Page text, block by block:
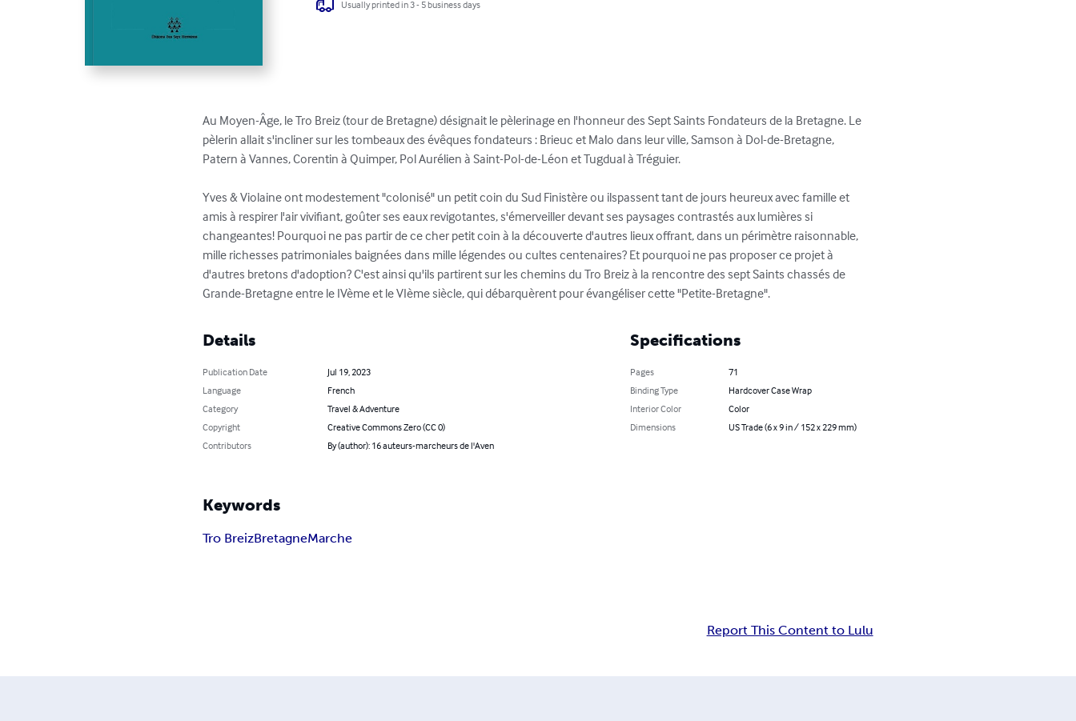
Usually printed in 3 - 5 business days
Au Moyen-Âge, le Tro Breiz (tour de Bretagne) désignait le pèlerinage en l'honneur des Sept Saints Fondateurs de la Bretagne. Le
pèlerin allait s'incliner sur les tombeaux des évêques fondateurs : Brieuc et Malo dans leur ville, Samson à Dol-de-Bretagne,
Patern à Vannes, Corentin à Quimper, Pol Aurélien à Saint-Pol-de-Léon et Tugdual à Tréguier.
Yves & Violaine ont modestement "colonisé" un petit coin du Sud Finistère ou ilspassent tant de jours heureux avec famille et
amis à respirer l'air vivifiant, goûter ses eaux revigotantes, s'émerveiller devant ses paysages contrastés aux lumières si
changeantes! Pourquoi ne pas partir de ce cher petit coin à la découverte d'autres lieux offrant, dans un périmètre raisonnable,
mille richesses patrimoniales baignées dans mille légendes ou cultes centenaires? Et pourquoi ne pas proposer ce projet à
d'autres bretons d'adoption? C'est ainsi qu'ils partirent sur les chemins du Tro Breiz à la rencontre des sept Saints chassés de
Grande-Bretagne entre le IVème et le VIème siècle, qui débarquèrent pour évangéliser cette "Petite-Bretagne".
Details
Publication Date
Jul 19, 2023
Language
French
Category
Travel & Adventure
Copyright
Creative Commons Zero (CC 0)
Contributors
By (author): 16 auteurs-marcheurs de l'Aven
Specifications
Pages
71
Binding Type
Hardcover Case Wrap
Interior Color
Color
Dimensions
US Trade (6 x 9 in / 152 x 229 mm)
Keywords
Tro BreizBretagneMarche
Report This Content to Lulu